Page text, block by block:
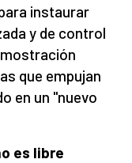
instaurar
y de control
que empujan
en un "nuevo
es libre